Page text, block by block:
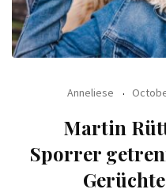
Anneliese
Martin
Sporrer